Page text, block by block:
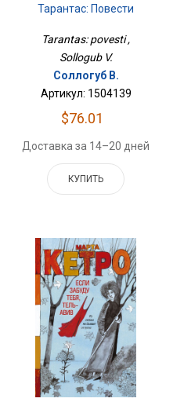
Тарантас: Повести
Tarantas: povesti ,
Sollogub V.
Соллогуб В.
Артикул: 1504139
$76.01
Доставка за 14–20 дней
КУПИТЬ